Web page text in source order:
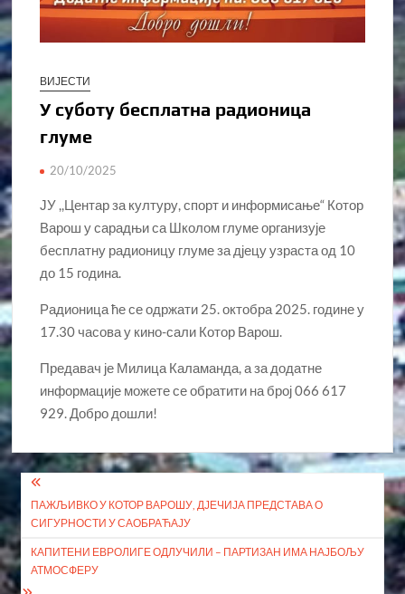
ВИЈЕСТИ
У суботу бесплатна радионица
глуме
20/10/2025
ЈУ ,,Центар за културу, спорт и информисање“ Котор
Варош у сарадњи са Школом глуме организује
бесплатну радионицу глуме за дјецу узраста од 10
до 15 година.
Радионица ће се одржати 25. октобра 2025. године у
17.30 часова у кино-сали Котор Варош.
Предавач је Милица Каламанда, а за додатне
информације можете се обратити на број 066 617
929. Добро дошли!
Кретање
чланка
ПАЖЉИВКО У КОТОР ВАРОШУ, ДЈЕЧИЈА ПРЕДСТАВА О
СИГУРНОСТИ У САОБРАЋАЈУ
КАПИТЕНИ ЕВРОЛИГЕ ОДЛУЧИЛИ – ПАРТИЗАН ИМА НАЈБОЉУ
АТМОСФЕРУ